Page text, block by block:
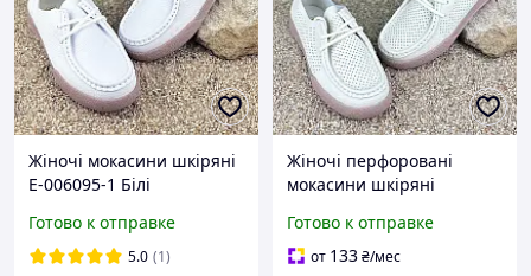
Жіночі мокасини шкіряні
Е-006095-1 Білі
Готово к отправке
5.0 (1)
Жіночі перфоровані
мокасини шкіряні
Готово к отправке
от 133₴/мес